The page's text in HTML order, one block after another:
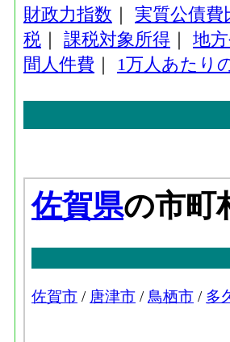
財政力指数 ｜ 実質公債費
税 ｜ 課税対象所得 ｜ 地
間人件費 ｜ 1万人あたり